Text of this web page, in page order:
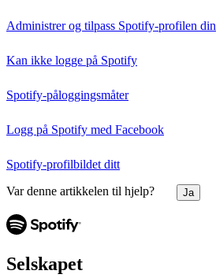
Administrer og tilpass Spotify-profilen din
Kan ikke logge på Spotify
Spotify-påloggingsmåter
Logg på Spotify med Facebook
Spotify-profilbildet ditt
Var denne artikkelen til hjelp? Ja
Selskapet